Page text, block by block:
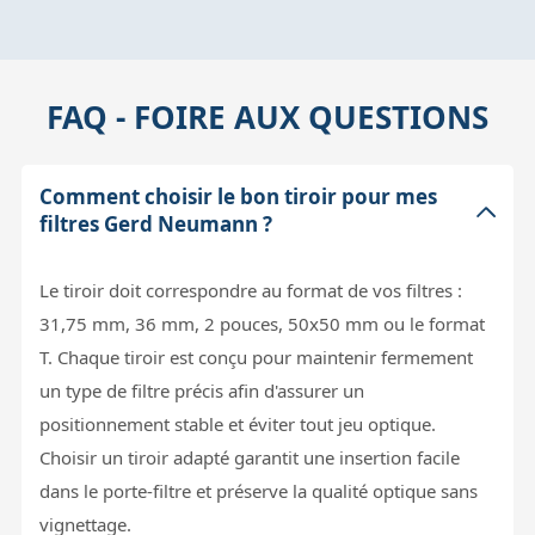
FAQ - FOIRE AUX QUESTIONS
Comment choisir le bon tiroir pour mes
filtres Gerd Neumann ?
Le tiroir doit correspondre au format de vos filtres :
31,75 mm, 36 mm, 2 pouces, 50x50 mm ou le format
T. Chaque tiroir est conçu pour maintenir fermement
un type de filtre précis afin d'assurer un
positionnement stable et éviter tout jeu optique.
Choisir un tiroir adapté garantit une insertion facile
dans le porte-filtre et préserve la qualité optique sans
vignettage.